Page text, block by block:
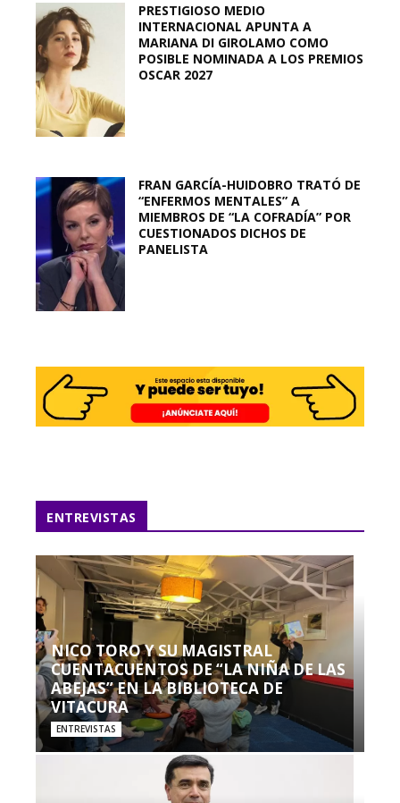
PRESTIGIOSO MEDIO
INTERNACIONAL APUNTA A
MARIANA DI GIROLAMO COMO
POSIBLE NOMINADA A LOS PREMIOS
OSCAR 2027
FRAN GARCÍA-HUIDOBRO TRATÓ DE
“ENFERMOS MENTALES” A
MIEMBROS DE “LA COFRADÍA” POR
CUESTIONADOS DICHOS DE
PANELISTA
ENTREVISTAS
NICO TORO Y SU MAGISTRAL
CUENTACUENTOS DE “LA NIÑA DE LAS
ABEJAS” EN LA BIBLIOTECA DE
VITACURA
ENTREVISTAS